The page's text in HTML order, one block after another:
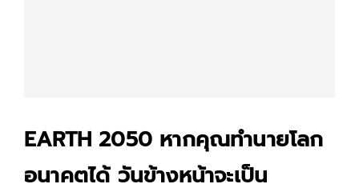
EARTH 2050 หากคุณทำนายโลก
อนาคตได้ วันข้างหน้าจะเป็น